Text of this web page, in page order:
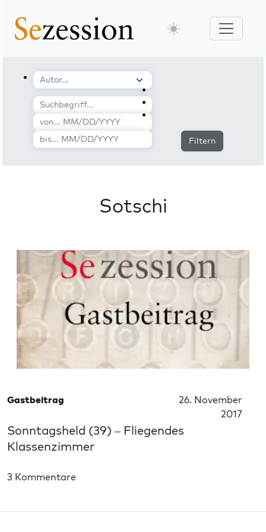
Filtern
Sotschi
Gastbeitrag
26. November
2017
Sonntagsheld (39) – Fliegendes
Klassenzimmer
3 Kommentare